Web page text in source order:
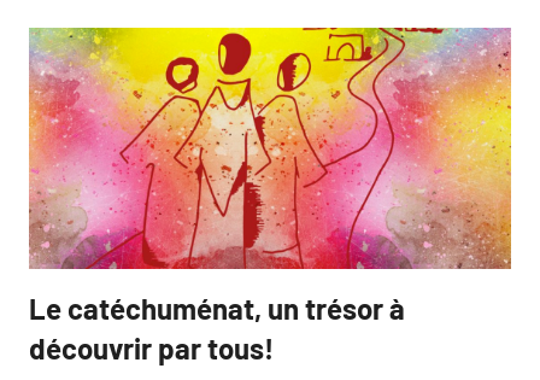
catéchuménatformation
Le catéchuménat, un trésor à
découvrir par tous!